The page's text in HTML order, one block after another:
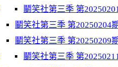
鬭笑社第三季 第
鬭笑社第三季 第20250204
鬭笑社第三季 第20250209
鬭笑社第三季 第